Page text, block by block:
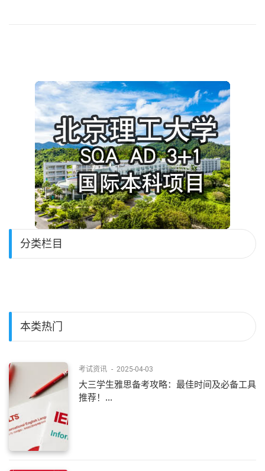
分类栏目
本类热门
考试资讯 - 2025-04-03
大三学生雅思备考攻略：最佳时间及必备工具
推荐！...